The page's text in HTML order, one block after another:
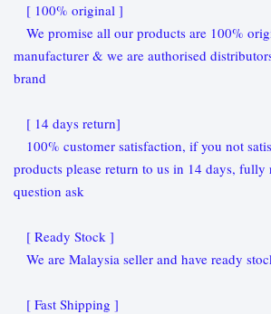
[ 100% original ]
We promise all our products are 100%
manufacturer & we are authorised
brand
[ 14 days return]
100% customer satisfaction, if you not
products please return to us in 14 days, fully
question ask
[ Ready Stock ]
We are Malaysia seller and have ready
[ Fast Shipping ]